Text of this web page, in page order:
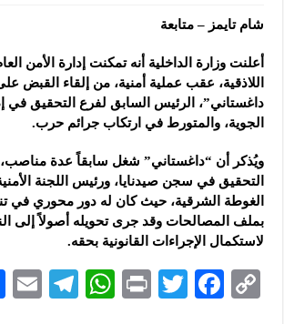
شام تايمز – متابعة
أعلنت وزارة الداخلية أنه تمكنت إدارة الأمن
اللاذقية، عقب عملية أمنية، من إلقاء القبض
داغستاني”، الرئيس السابق لفرع التحقيق في
الجوية، والمتورط في ارتكاب جرائم حرب.
ويُذكر أن “داغستاني” شغل سابقاً عدة
التحقيق في سجن صيدنايا، ورئيس اللجنة
الغوطة الشرقية، حيث كان له دور محوري في
بملف المصالحات وقد جرى تحويله أصولاً إلى
لاستكمال الإجراءات القانونية بحقه.
C
F
T
P
W
Te